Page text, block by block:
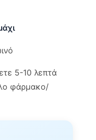
5-10 λεπτά
φάρμακο/